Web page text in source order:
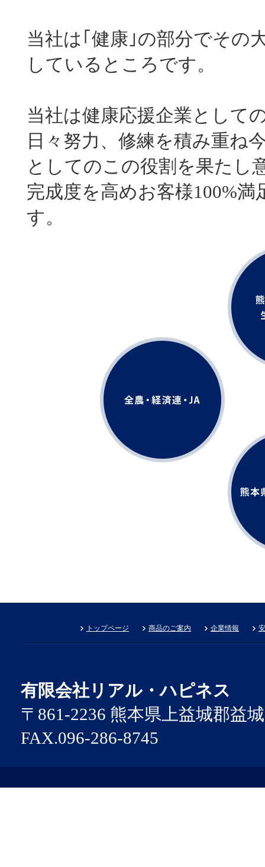
当社は｢健康｣の部分でその
しているところです。
当社は健康応援企業として
日々努力、修練を積み重ね
としてのこの役割を果たし
完成度を高めお客様100%
す。
トップページ 商品のご案内 企業情報
有限会社リアル・ハピネス
〒861-2236 熊本県上益城郡益
FAX.096-286-8745